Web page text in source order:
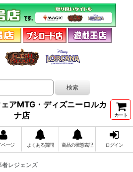
アMTG・ディズニーロルカ
ナ店
カート
ージ よくある質問 商品の状態表記 ログイン
者レジェンズ